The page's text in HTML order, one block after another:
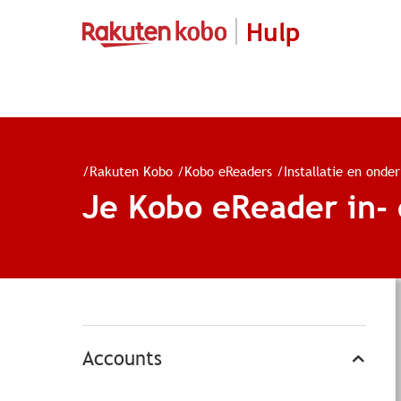
Hulp
/Rakuten Kobo /Kobo eReaders /Installatie en
Je Kobo eReader
Accounts